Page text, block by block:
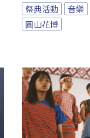
祭典活動 音樂
圓山花博